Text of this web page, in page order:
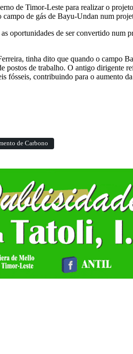
de Timor-Leste para realizar o
campo de gás de Bayu-Undan num
oportunidades de ser convertido
tinha dito que quando o campo
postos de trabalho. O antigo dirigente
fósseis, contribuindo para o aumento
de Carbono